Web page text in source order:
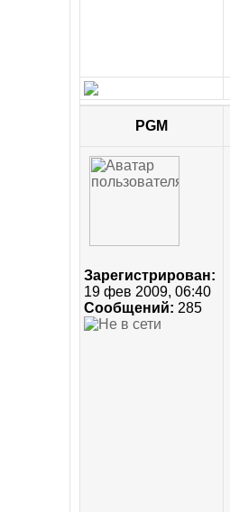
PGM
Зарегистрирован:
19 фев 2009, 06:40
Сообщений: 285